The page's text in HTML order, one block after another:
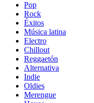
Pop
Rock
Éxitos
Música latina
Electro
Chillout
Reggaetón
Alternativa
Indie
Oldies
Merengue